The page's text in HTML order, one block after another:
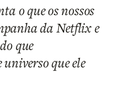
o que os nossos
da Netflix e
que
que ele